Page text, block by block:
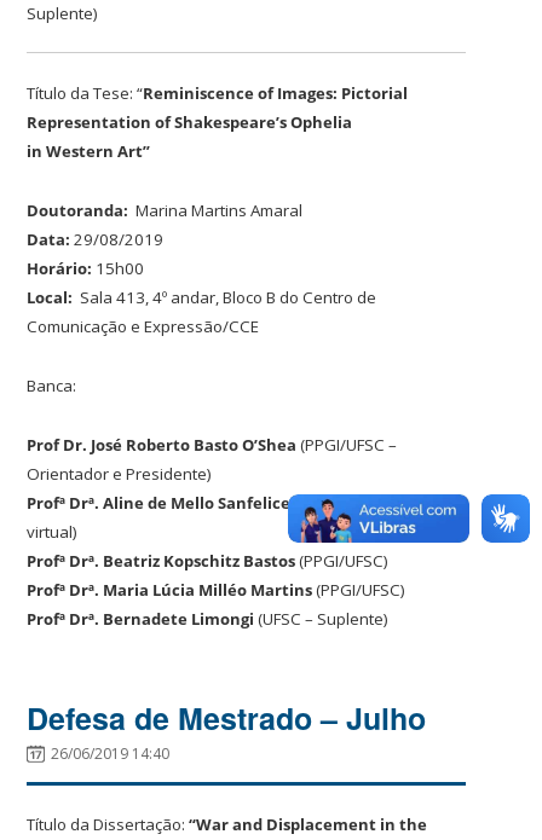
Suplente)
Título da Tese: “Reminiscence of Images: Pictorial
Representation of Shakespeare’s Ophelia
in Western Art”
Doutoranda:Marina Martins Amaral
Data: 29/08/2019
Horário: 15h00
Local: Sala 413, 4º andar, Bloco B do Centro de
Comunicação e Expressão/CCE
Banca:
Prof Dr. José Roberto Basto O’Shea(PPGI/UFSC –
Orientador e Presidente)
Profª Drª. Aline de Mello Sanfelice(UTFPR – Via interação
virtual)
Profª Drª. Beatriz Kopschitz Bastos(PPGI/UFSC)
Profª Drª. Maria Lúcia Milléo Martins(PPGI/UFSC)
Profª Drª. Bernadete Limongi(UFSC – Suplente)
Defesa de Mestrado – Julho
26/06/2019 14:40
Título da Dissertação:“War and Displacement in the